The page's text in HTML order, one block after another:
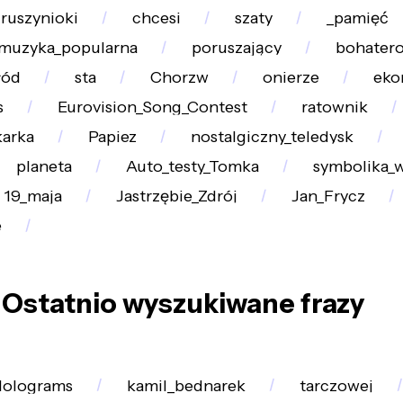
chcesi szaty
_pamięć
poruszający
sta Chorzw onierze
Eurovision_Song_Contest
ratownik
Papiez
nostalgiczny_teledysk
planeta
Auto_testy_Tomka
19_maja
Jastrzębie_Zdrój
Jan_Frycz
Ostatnio wyszukiwane frazy
kamil_bednarek tarczowej